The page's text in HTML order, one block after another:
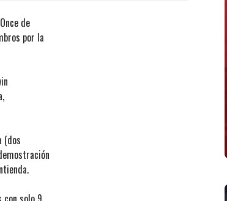
de
por la
(dos